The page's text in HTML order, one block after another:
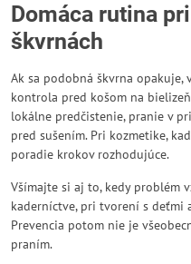
Domáca rutina
škvrnách
Ak sa podobná škvrna
kontrola pred košom na
lokálne predčistenie, pranie v
pred sušením. Pri kozmetike,
poradie krokov rozhodujúce.
Všímajte si aj to, kedy problém
kaderníctve, pri tvorení s deťmi
Prevencia potom nie je
praním.